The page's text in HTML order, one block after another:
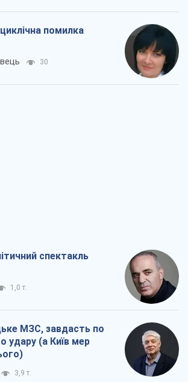
помилка
30
спектакль
1,0 т.
МЗС, завдасть по
удару (а Київ мер
3,9 т.